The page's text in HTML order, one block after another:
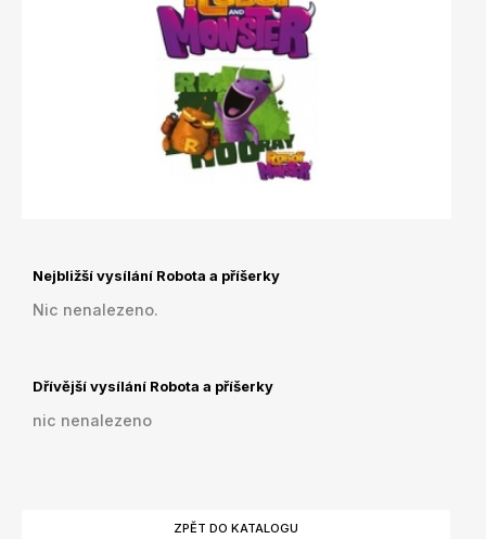
Nejbližší vysílání Robota a příšerky
Nic nenalezeno.
Dřívější vysílání Robota a příšerky
nic nenalezeno
ZPĚT DO KATALOGU